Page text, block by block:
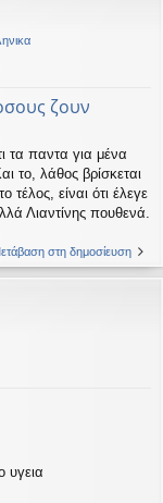
ζουν
τα παντα για μένα
το, λάθος βρίσκεται
είναι ότι έλεγε
Λιαντίνης πουθενά.
στη δημοσίευση
υγεια